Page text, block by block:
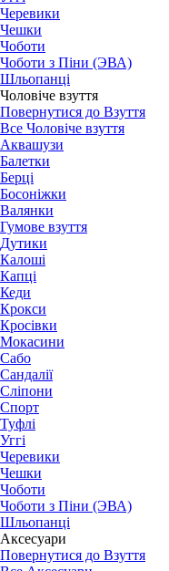
Черевики
Чешки
Чоботи
Чоботи з Піни (ЭВА)
Шльопанці
Чоловіче взуття
Повернутися до Взуття
Все Чоловіче взуття
Аквашузи
Балетки
Берці
Босоніжки
Валянки
Гумове взуття
Дутики
Калоші
Капці
Кеди
Крокси
Кросівки
Мокасини
Сабо
Сандалії
Сліпони
Спорт
Туфлі
Уггі
Черевики
Чешки
Чоботи
Чоботи з Піни (ЭВА)
Шльопанці
Аксесуари
Повернутися до Взуття